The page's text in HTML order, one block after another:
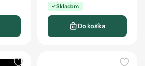
Skladom
Do košíka